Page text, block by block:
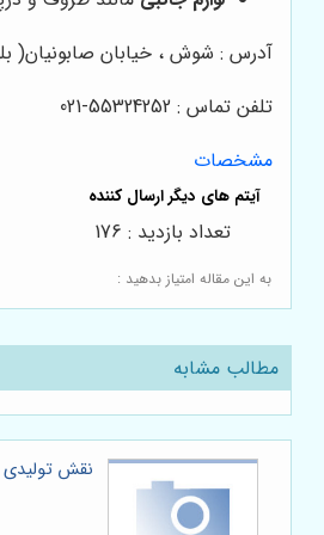
آدرس : شوش ، خیابان صابونیان( بلور
تلفن تماس : 55324252-021
مشخصات
به این مقاله امتیاز بدهید :
تعداد بازدید : 176
مطالب مشابه
نقش تولیدی